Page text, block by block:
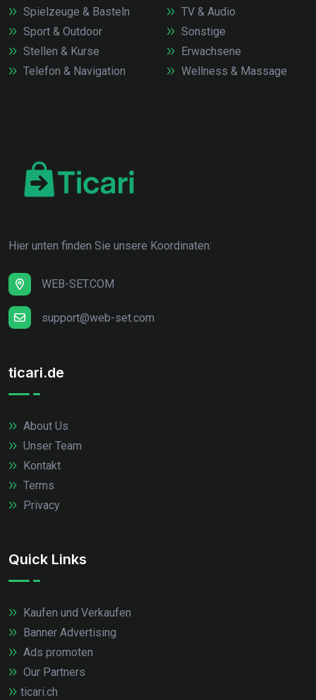
Spielzeuge & Basteln
Sport & Outdoor
Stellen & Kurse
Telefon & Navigation
TV & Audio
Sonstige
Erwachsene
Wellness & Massage
Hier unten finden Sie unsere Koordinaten:
WEB-SET.COM
support@web-set.com
ticari.de
About Us
Unser Team
Kontakt
Terms
Privacy
Quick Links
Kaufen und Verkaufen
Banner Advertising
Ads promoten
Our Partners
ticari.ch